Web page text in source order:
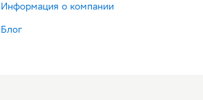
Информация о компании
Блог